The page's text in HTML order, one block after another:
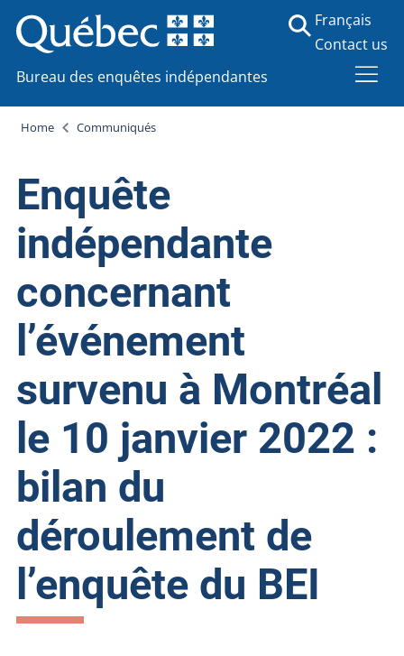
Bureau des enquêtes indépendantes
Français
Contact us
Home Communiqués
Enquête
indépendante
concernant
l’événement
survenu à Montréal
le 10 janvier 2022 :
bilan du
déroulement de
l’enquête du BEI